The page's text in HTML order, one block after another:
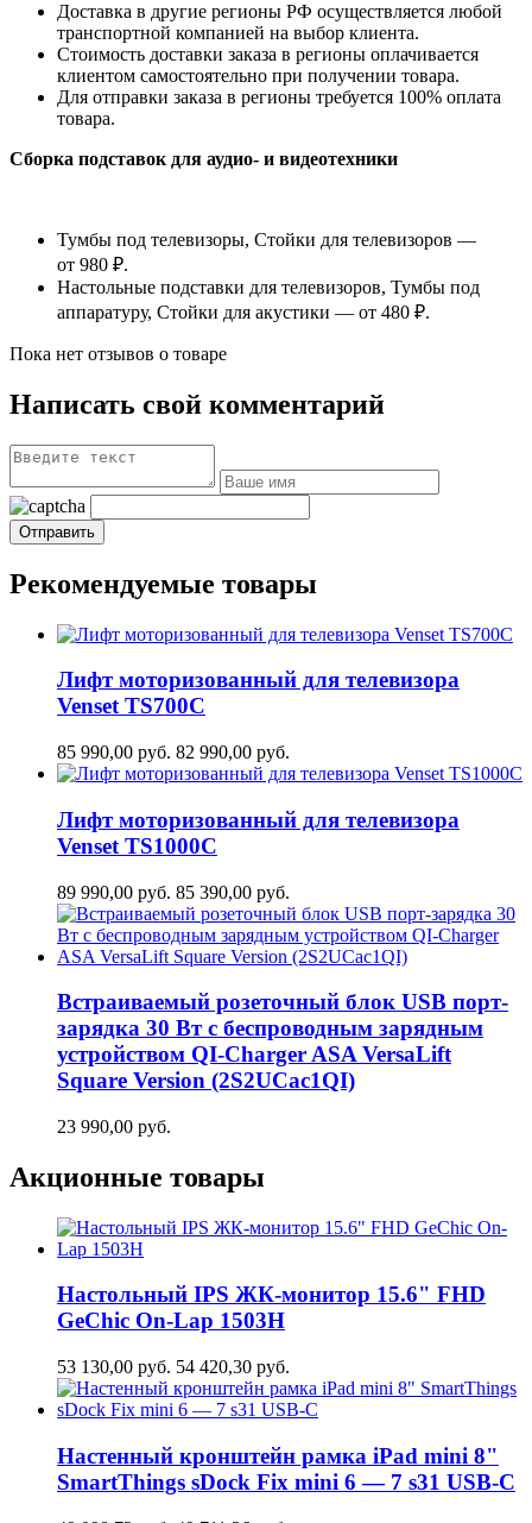
Доставка в другие регионы РФ осуществляется любой
транспортной компанией на выбор клиента.
Стоимость доставки заказа в регионы оплачивается
клиентом самостоятельно при получении товара.
Для отправки заказа в регионы требуется 100% оплата
товара.
Сборка подставок для аудио- и видеотехники
Тумбы под телевизоры, Стойки для телевизоров —
от 980 ₽.
Настольные подставки для телевизоров, Тумбы под
аппаратуру, Стойки для акустики — от 480 ₽.
Пока нет отзывов о товаре
Написать свой комментарий
Рекомендуемые товары
Лифт моторизованный для телевизора
Venset TS700С
85 990,00 руб. 82 990,00 руб.
Лифт моторизованный для телевизора
Venset TS1000C
89 990,00 руб. 85 390,00 руб.
Встраиваемый розеточный блок USB порт-
зарядка 30 Вт c беспроводным зарядным
устройством QI-Charger ASA VersaLift
Square Version (2S2UCaс1QI)
23 990,00 руб.
Акционные товары
Настольный IPS ЖК-монитор 15.6" FHD
GeСhic On-Lap 1503H
53 130,00 руб. 54 420,30 руб.
Настенный кронштейн рамка iPad mini 8"
SmartThings sDock Fix mini 6 — 7 s31 USB-C